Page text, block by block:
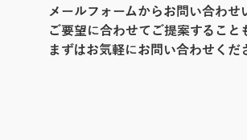
メールフォームからお問い合わせ
ご要望に合わせてご提案すること
まずはお気軽にお問い合わせくだ